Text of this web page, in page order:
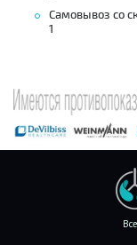
Самовывоз со
1